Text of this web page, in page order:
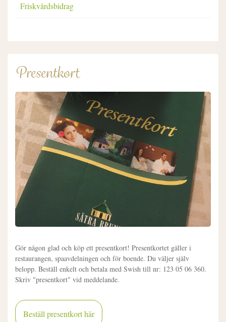
Friskvårdsbidrag
Presentkort
Gör någon glad och köp ett presentkort! Presentkortet gäller i
restaurangen, spaavdelningen och för boende. Du väljer själv
belopp. Beställ enkelt och betala med Swish till nr: 123 05 06 360.
Skriv "presentkort" vid meddelande.
Beställ presentkort här